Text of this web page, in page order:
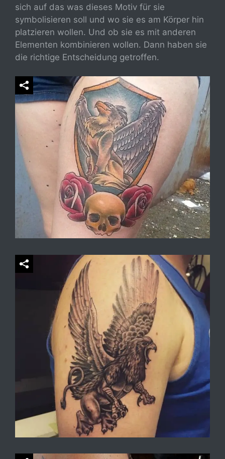
sich auf das was dieses Motiv für sie
symbolisieren soll und wo sie es am Körper hin
platzieren wollen. Und ob sie es mit anderen
Elementen kombinieren wollen. Dann haben sie
die richtige Entscheidung getroffen.